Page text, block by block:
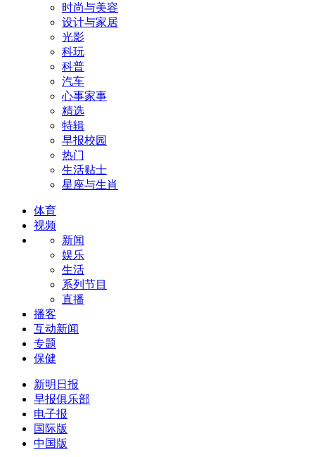
时尚与美容
设计与家居
光影
科玩
科普
汽车
心事家事
精选
特辑
早报校园
热门
生活贴士
星座与生肖
体育
视频
新闻
娱乐
生活
系列节目
直播
播客
互动新闻
专题
保健
新明日报
早报俱乐部
电子报
国际版
中国版